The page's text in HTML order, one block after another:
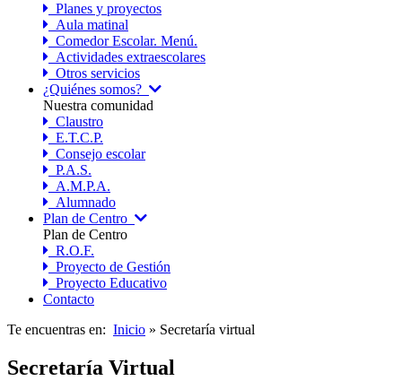
Planes y proyectos
Aula matinal
Comedor Escolar. Menú.
Actividades extraescolares
Otros servicios
¿Quiénes somos?
Nuestra comunidad
Claustro
E.T.C.P.
Consejo escolar
P.A.S.
A.M.P.A.
Alumnado
Plan de Centro
Plan de Centro
R.O.F.
Proyecto de Gestión
Proyecto Educativo
Contacto
Te encuentras en: Inicio » Secretaría virtual
Secretaría Virtual